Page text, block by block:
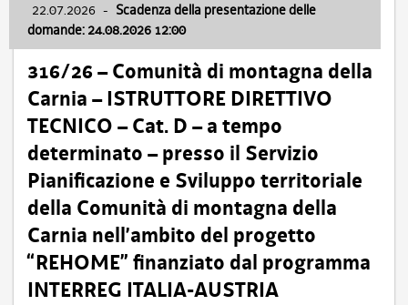
22.07.2026 - Scadenza della presentazione delle
domande: 24.08.2026 12:00
316/26 – Comunità di montagna della
Carnia – ISTRUTTORE DIRETTIVO
TECNICO – Cat. D – a tempo
determinato – presso il Servizio
Pianificazione e Sviluppo territoriale
della Comunità di montagna della
Carnia nell’ambito del progetto
“REHOME” finanziato dal programma
INTERREG ITALIA-AUSTRIA